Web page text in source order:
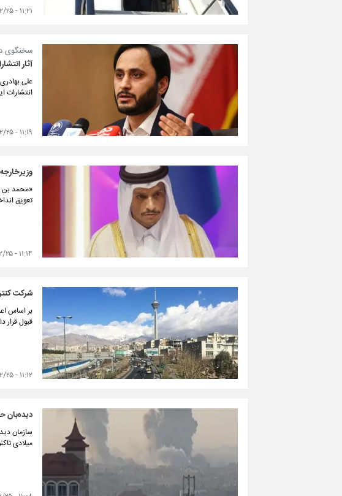
۱۱:۲۱ - ۱۴۰۳/۰۲/۲۵
سخنگوی
آثار
انتشارات
۱۱:۱۹ - ۱۴۰۳/۰۲/۲۵
«محمد بن
تعویق
۱۱:۱۴ - ۱۴۰۳/۰۲/۲۵
شرکت
قبول قرار
۱۱:۱۲ - ۱۴۰۳/۰۲/۲۵
دیده‌بان
سازمان
میلادی